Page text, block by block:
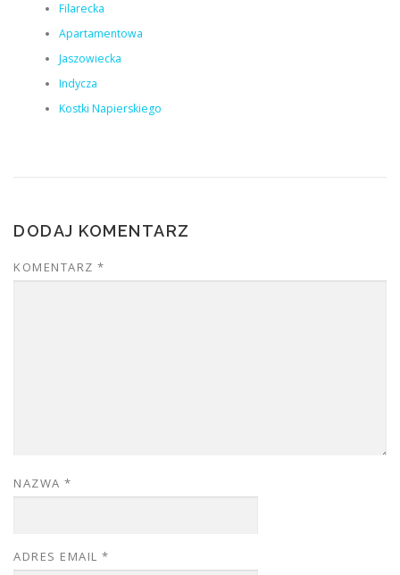
Filarecka
Apartamentowa
Jaszowiecka
Indycza
Kostki Napierskiego
DODAJ KOMENTARZ
KOMENTARZ *
NAZWA *
ADRES EMAIL *